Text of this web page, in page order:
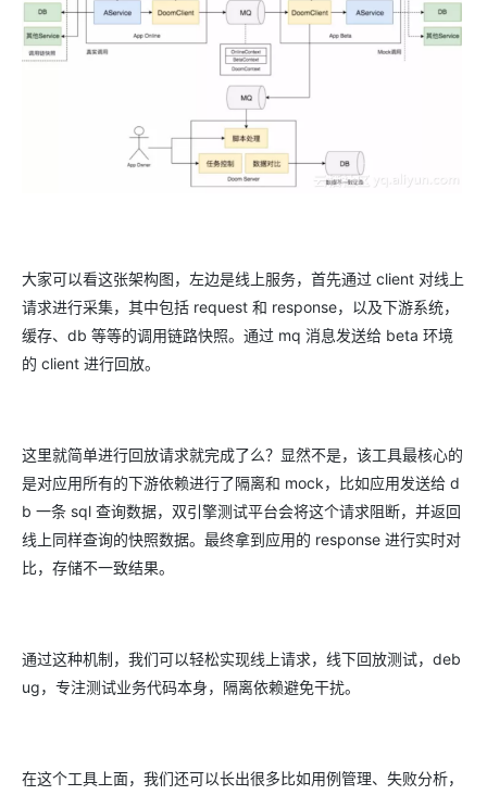
大家可以看这张架构图，左边是线上服务，首先通过 client 对线上
请求进行采集，其中包括 request 和 response，以及下游系统，
缓存、db 等等的调用链路快照。通过 mq 消息发送给 beta 环境
的 client 进行回放。
这里就简单进行回放请求就完成了么？显然不是，该工具最核心的
是对应用所有的下游依赖进行了隔离和 mock，比如应用发送给 d
b 一条 sql 查询数据，双引擎测试平台会将这个请求阻断，并返回
线上同样查询的快照数据。最终拿到应用的 response 进行实时对
比，存储不一致结果。
通过这种机制，我们可以轻松实现线上请求，线下回放测试，deb
ug，专注测试业务代码本身，隔离依赖避免干扰。
在这个工具上面，我们还可以长出很多比如用例管理、失败分析，